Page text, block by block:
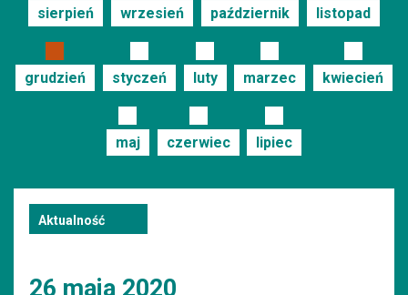
sierpień wrzesień październik listopad
grudzień styczeń luty marzec kwiecień
maj czerwiec lipiec
Aktualność
26 maja 2020